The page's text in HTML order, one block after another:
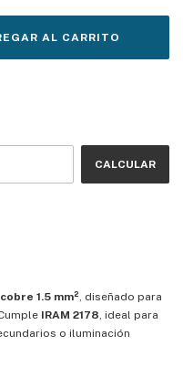
CALCULAR
1.5 mm², diseñado para
IRAM 2178, ideal para
o iluminación